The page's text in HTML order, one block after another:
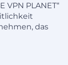
VPN PLANET“
das